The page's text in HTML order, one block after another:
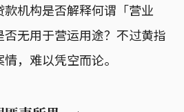
机构是否解释何谓「营业
无用于营运用途？不过黄指
，难以凭空而论。